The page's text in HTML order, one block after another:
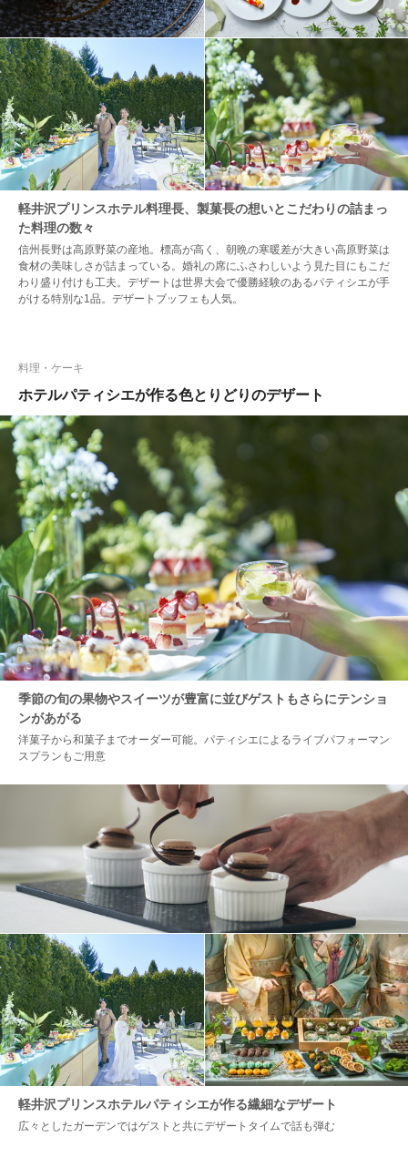
軽井沢プリンスホテル料理長、製菓長の想いとこだわりの詰まっ
た料理の数々
信州長野は高原野菜の産地。標高が高く、朝晩の寒暖差が大きい高原野菜は
食材の美味しさが詰まっている。婚礼の席にふさわしいよう見た目にもこだ
わり盛り付けも工夫。デザートは世界大会で優勝経験のあるパティシエが手
がける特別な1品。デザートブッフェも人気。
ホテルパティシエが作る色とりどりのデザート
料理・ケーキ
季節の旬の果物やスイーツが豊富に並びゲストもさらにテンショ
ンがあがる
洋菓子から和菓子までオーダー可能。パティシエによるライブパフォーマン
スプランもご用意
軽井沢プリンスホテルパティシエが作る繊細なデザート
広々としたガーデンではゲストと共にデザートタイムで話も弾む